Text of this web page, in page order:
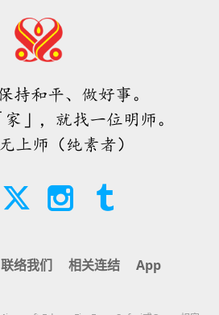
希望那些仍在沉睡，等待主耶稣的人
视台见到
2026-08-08 938
四至六月（二集之一）
世界各地纯素趋势新闻，二○二六年
持和平、做好事。
」，就找一位明师。
上师（纯素者）
联络我们 相关连结 App